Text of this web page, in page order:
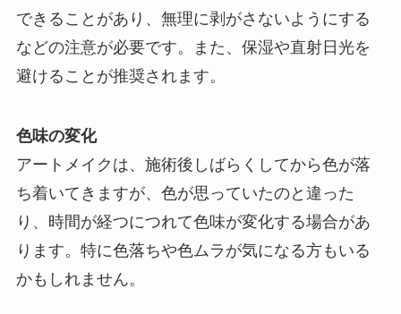
できることがあり、無理に剥がさないようにする
などの注意が必要です。また、保湿や直射日光を
避けることが推奨されます。
色味の変化
アートメイクは、施術後しばらくしてから色が落
ち着いてきますが、色が思っていたのと違った
り、時間が経つにつれて色味が変化する場合があ
ります。特に色落ちや色ムラが気になる方もいる
かもしれません。